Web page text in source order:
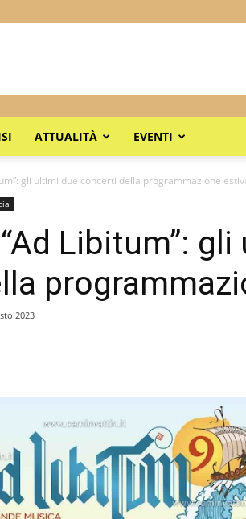
ATTUALITÀ EVENTI
gli ultimi due concerti della programmazione
Libitum”:
2023